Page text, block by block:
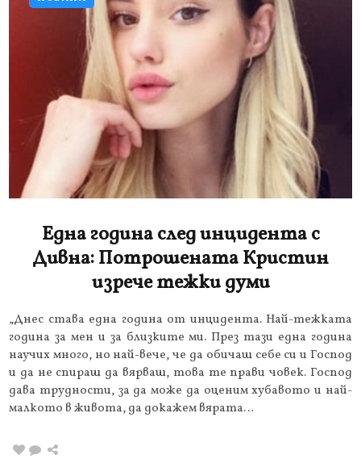
Една година след инцидента с
Дивна: Потрошената Кристин
изрече тежки думи
„Днес става една година от инцидента. Най-тежката
година за мен и за близките ми. През тази една година
научих много, но най-вече, че да обичаш себе си и Господ
и да не спираш да вярваш, това те прави човек. Господ
дава трудности, за да може да оценим хубавото и най-
малкото в живота, да докажем вярата…